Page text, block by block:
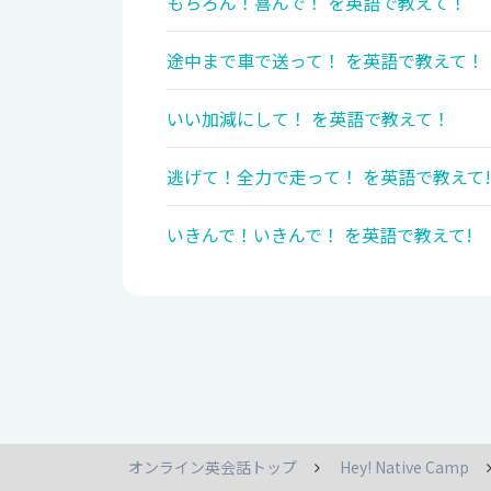
途中まで車で送って！ を英語で教えて！
いい加減にして！ を英語で教えて！
逃げて！全力で走って！ を英語で教えて!
いきんで！いきんで！ を英語で教えて!
オンライン英会話トップ Hey! Native Camp